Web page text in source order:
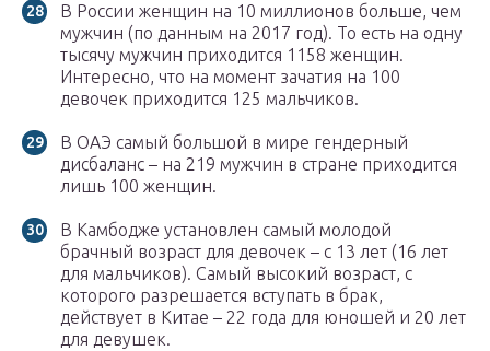
В России женщин на 10 миллионов больше, чем
мужчин (по данным на 2017 год). То есть на одну
тысячу мужчин приходится 1158 женщин.
Интересно, что на момент зачатия на 100
девочек приходится 125 мальчиков.
В ОАЭ самый большой в мире гендерный
дисбаланс – на 219 мужчин в стране приходится
лишь 100 женщин.
В Камбодже установлен самый молодой
брачный возраст для девочек – с 13 лет (16 лет
для мальчиков). Самый высокий возраст, с
которого разрешается вступать в брак,
действует в Китае – 22 года для юношей и 20 лет
для девушек.